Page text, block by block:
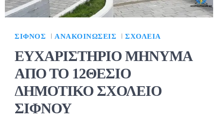
ΣΊΦΝΟΣ ΑΝΑΚΟΙΝΏΣΕΙΣ ΣΧΟΛΕΊΑ
ΕΥΧΑΡΙΣΤΗΡΙΟ ΜΗΝΥΜΑ
ΑΠΟ ΤΟ 12ΘΕΣΙΟ
ΔΗΜΟΤΙΚΟ ΣΧΟΛΕΙΟ
ΣΙΦΝΟΥ